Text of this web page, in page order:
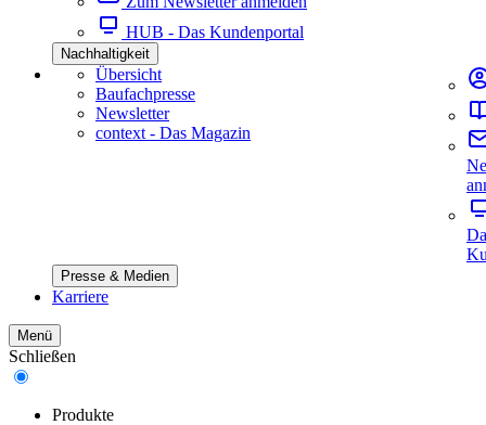
HUB - Das Kundenportal
Nachhaltigkeit
Übersicht
Baufachpresse
Newsletter
context - Das Magazin
Presse & Medien
Karriere
Menü
Schließen
Produkte